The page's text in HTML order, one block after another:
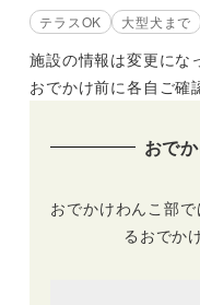
テラスOK 大型犬まで
施設の情報は変更にな
おでかけ前に各自ご確
おで
おでかけわんこ部
るおでか